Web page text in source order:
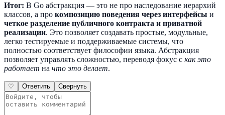
Итог: В Go абстракция — это не про наследование иерархий
классов, а про композицию поведения через интерфейсы и
четкое разделение публичного контракта и приватной
реализации. Это позволяет создавать простые, модульные,
легко тестируемые и поддерживаемые системы, что
полностью соответствует философии языка. Абстракция
позволяет управлять сложностью, переводя фокус с как это
работает на что это делает.
♡ Ответить Свернуть